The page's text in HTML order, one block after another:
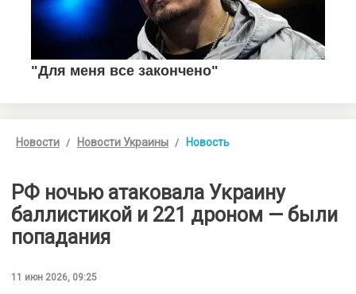
Новости Новости Украины Новость
РФ ночью атаковала Украину
баллистикой и 221 дроном — были
попадания
11 июн 2026, 09:25